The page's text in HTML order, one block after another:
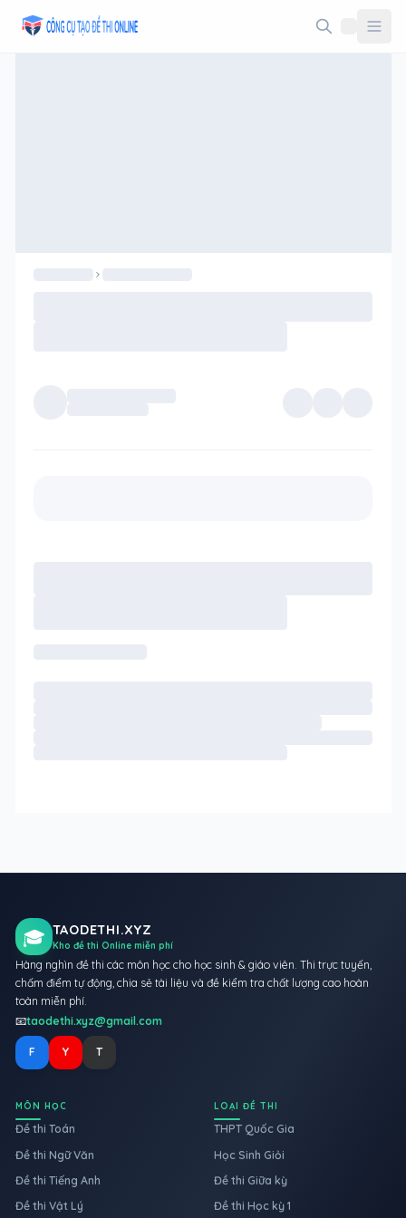
🎓 TAODETHI.XYZ
Kho đề thi Online miễn phí
Hàng nghìn đề thi các môn học cho học sinh & giáo viên. Thi trực tuyến,
chấm điểm tự động, chia sẻ tài liệu và đề kiểm tra chất lượng cao hoàn
toàn miễn phí.
📧taodethi.xyz@gmail.com
F Y T
MÔN HỌC
Đề thi Toán
Đề thi Ngữ Văn
Đề thi Tiếng Anh
Đề thi Vật Lý
LOẠI ĐỀ THI
THPT Quốc Gia
Học Sinh Giỏi
Đề thi Giữa kỳ
Đề thi Học kỳ 1